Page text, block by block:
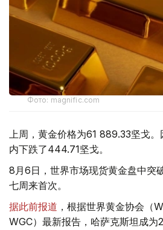
Фото: magnific.com
上周，黄金价格为61 889.33坚戈
内下跌了444.71坚戈。
8月6日，世界市场现货黄金盘中突
七周来首次。
据此前报道 ，根据世界黄金协会（
WGC）最新报告，哈萨克斯坦成为